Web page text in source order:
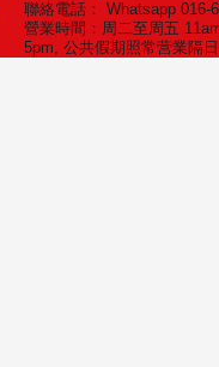
聯絡電話： Whatsapp
營業時間：周二至周五
5pm, 公共假期照常营業隔